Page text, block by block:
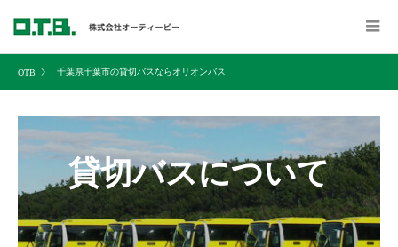
千葉県千葉市の貸切バスならオリオンバス
貸切バスについて